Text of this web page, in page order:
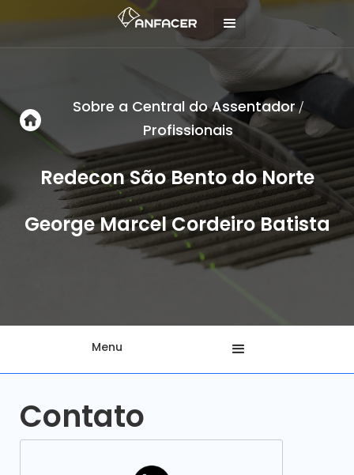
Sobre a Central do Assentador/
Profissionais
Redecon São Bento do Norte
George Marcel Cordeiro Batista
Menu
Contato